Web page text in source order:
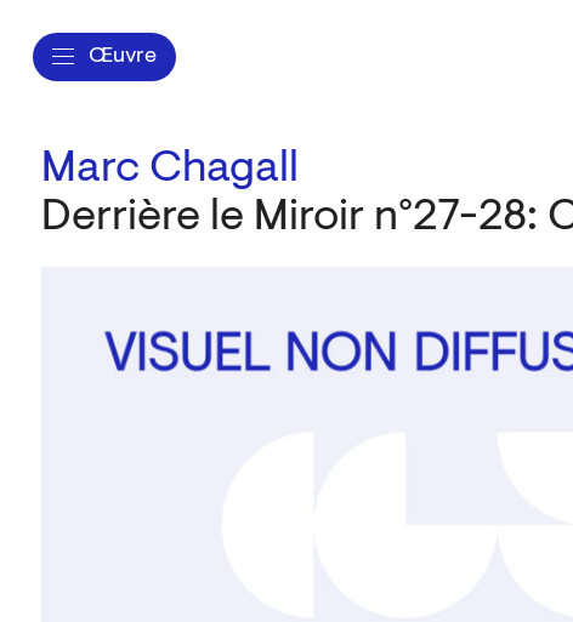
Œuvre
Marc Chagall
Derrière le Miroir n°27-28: